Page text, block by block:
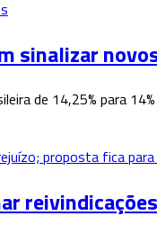
sinalizar
de 14,25% para